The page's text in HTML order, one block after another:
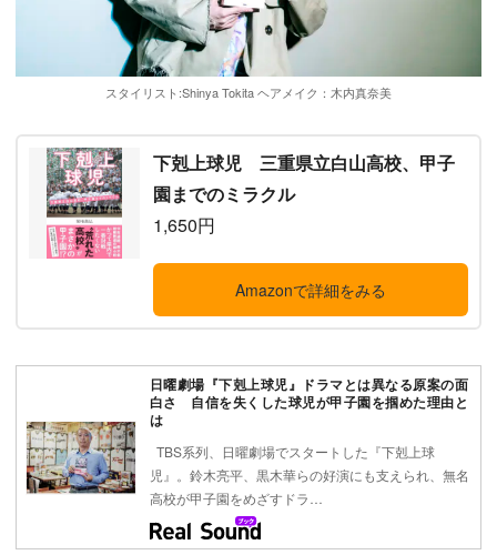
スタイリスト:Shinya Tokita ヘアメイク：木内真奈美
下剋上球児 三重県立白山高校、甲子
園までのミラクル
1,650円
Amazonで詳細をみる
日曜劇場『下剋上球児』ドラマとは異なる原案の面
白さ 自信を失くした球児が甲子園を掴めた理由と
は
TBS系列、日曜劇場でスタートした『下剋上球
児』。鈴木亮平、黒木華らの好演にも支えられ、無名
高校が甲子園をめざすドラ…